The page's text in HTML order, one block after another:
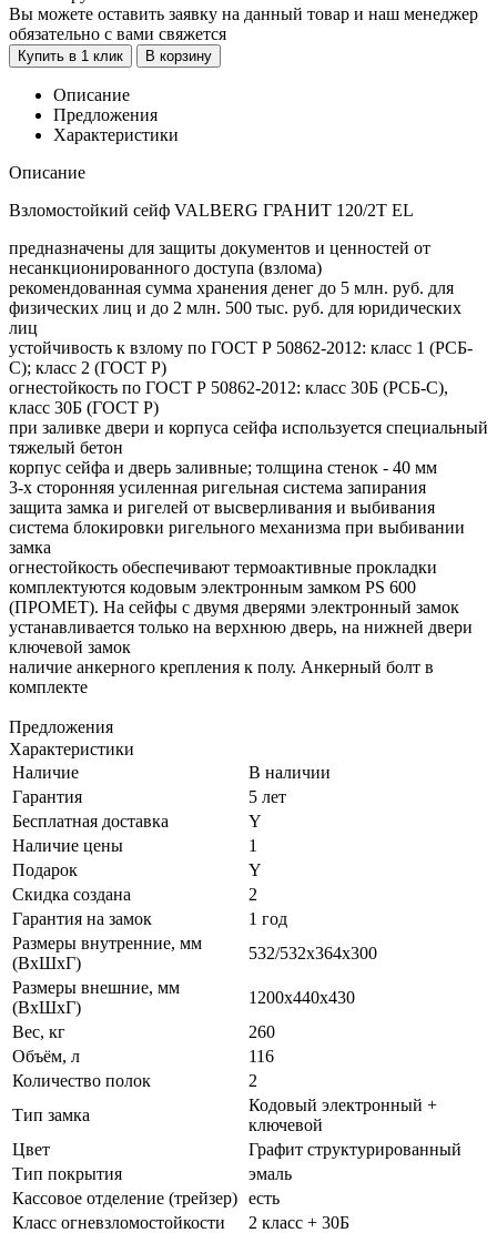
Вы можете оставить заявку на данный товар и наш менеджер
обязательно с вами свяжется
Купить в 1 клик В корзину
Описание
Предложения
Характеристики
Описание
Взломостойкий сейф VALBERG ГРАНИТ 120/2Т EL
предназначены для защиты документов и ценностей от
несанкционированного доступа (взлома)
рекомендованная сумма хранения денег до 5 млн. руб. для
физических лиц и до 2 млн. 500 тыс. руб. для юридических
лиц
устойчивость к взлому по ГОСТ Р 50862-2012: класс 1 (РСБ-
С); класс 2 (ГОСТ Р)
огнестойкость по ГОСТ Р 50862-2012: класс 30Б (РСБ-С),
класс 30Б (ГОСТ Р)
при заливке двери и корпуса сейфа используется специальный
тяжелый бетон
корпус сейфа и дверь заливные; толщина стенок - 40 мм
3-х сторонняя усиленная ригельная система запирания
защита замка и ригелей от высверливания и выбивания
система блокировки ригельного механизма при выбивании
замка
огнестойкость обеспечивают термоактивные прокладки
комплектуются кодовым электронным замком PS 600
(ПРОМЕТ). На сейфы с двумя дверями электронный замок
устанавливается только на верхнюю дверь, на нижней двери
ключевой замок
наличие анкерного крепления к полу. Анкерный болт в
комплекте
Предложения
Характеристики
Наличие
В наличии
Гарантия
5 лет
Бесплатная доставка
Y
Наличие цены
1
Подарок
Y
Скидка создана
2
Гарантия на замок
1 год
Размеры внутренние, мм
(ВхШхГ)
532/532x364x300
Размеры внешние, мм
(ВхШхГ)
1200x440x430
Вес, кг
260
Объём, л
116
Количество полок
2
Тип замка
Кодовый электронный +
ключевой
Цвет
Графит структурированный
Тип покрытия
эмаль
Кассовое отделение (трейзер) есть
Класс огневзломостойкости
2 класс + 30Б